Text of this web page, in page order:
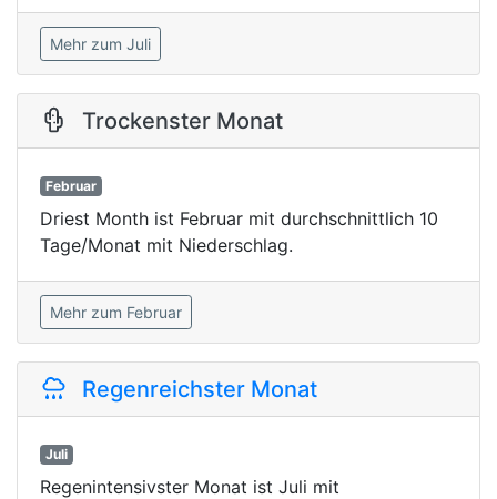
Mehr zum Juli
Trockenster Monat
Februar
Driest Month ist Februar mit durchschnittlich 10
Tage/Monat mit Niederschlag.
Mehr zum Februar
Regenreichster Monat
Juli
Regenintensivster Monat ist Juli mit